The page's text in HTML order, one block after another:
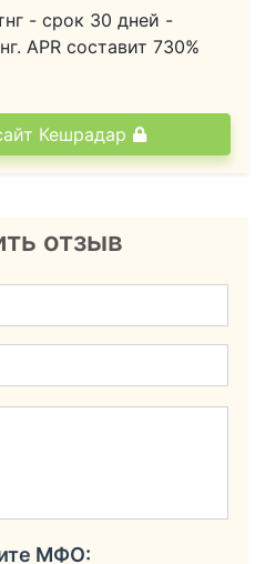
- срок 30 дней -
APR составит 730%
Кешрадар
отзыв
МФО: